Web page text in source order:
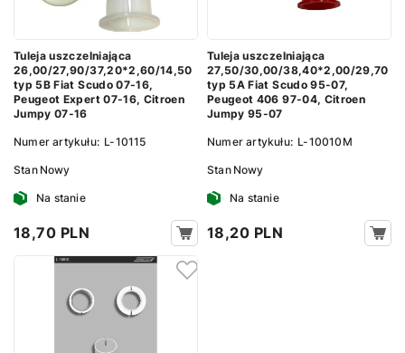
Tuleja uszczelniająca
26,00/27,90/37,20*2,60/14,50
typ 5B Fiat Scudo 07-16,
Peugeot Expert 07-16, Citroen
Jumpy 07-16
Numer artykułu: L-10115
Stan Nowy
Na stanie
18,70 PLN
Tuleja uszczelniająca
27,50/30,00/38,40*2,00/29,70
typ 5A Fiat Scudo 95-07,
Peugeot 406 97-04, Citroen
Jumpy 95-07
Numer artykułu: L-10010M
Stan Nowy
Na stanie
18,20 PLN